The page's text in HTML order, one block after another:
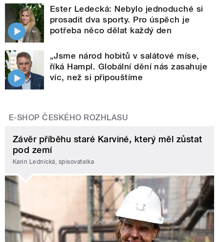
Ester Ledecká: Nebylo jednoduché si
prosadit dva sporty. Pro úspěch je
potřeba něco dělat každý den
„Jsme národ hobitů v salátové míse,
říká Hampl. Globální dění nás zasahuje
víc, než si připouštíme
E-SHOP ČESKÉHO ROZHLASU
Závěr příběhu staré Karviné, který měl zůstat
pod zemí
Karin Lednická, spisovatelka